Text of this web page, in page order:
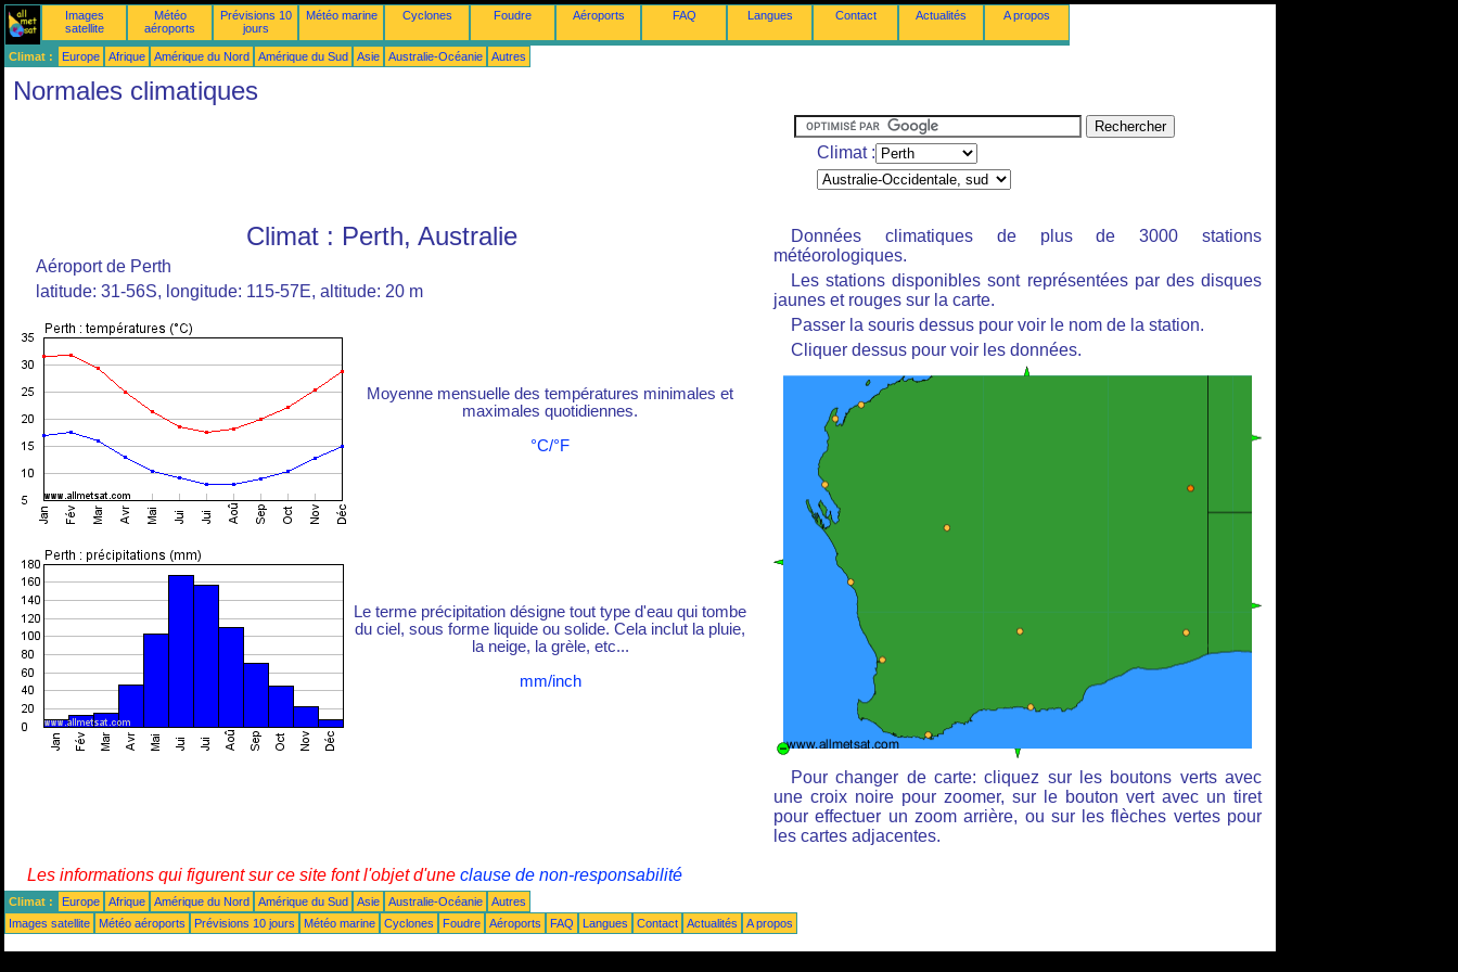
Images
satellite
Météo
aéroports
Prévisions 10
jours
Météo marine Cyclones Foudre Aéroports FAQ Langues Contact Actualités A propos
Climat : Europe Afrique Amérique du Nord Amérique du Sud Asie Australie-Océanie Autres
Normales climatiques
Climat :
Climat : Perth, Australie
Aéroport de Perth
latitude: 31-56S, longitude: 115-57E, altitude: 20 m
Moyenne mensuelle des températures minimales et
maximales quotidiennes.
°C/°F
Le terme précipitation désigne tout type d'eau qui tombe
du ciel, sous forme liquide ou solide. Cela inclut la pluie,
la neige, la grèle, etc...
mm/inch
Données climatiques de plus de 3000 stations
météorologiques.
Les stations disponibles sont représentées par des disques
jaunes et rouges sur la carte.
Passer la souris dessus pour voir le nom de la station.
Cliquer dessus pour voir les données.
Pour changer de carte: cliquez sur les boutons verts avec
une croix noire pour zoomer, sur le bouton vert avec un tiret
pour effectuer un zoom arrière, ou sur les flèches vertes pour
les cartes adjacentes.
Les informations qui figurent sur ce site font l'objet d'une clause de non-responsabilité
Climat : Europe Afrique Amérique du Nord Amérique du Sud Asie Australie-Océanie
Autres
Images satellite
Météo aéroports Prévisions 10 jours Météo marine Cyclones Foudre Aéroports FAQ Langues Contact Actualités A propos